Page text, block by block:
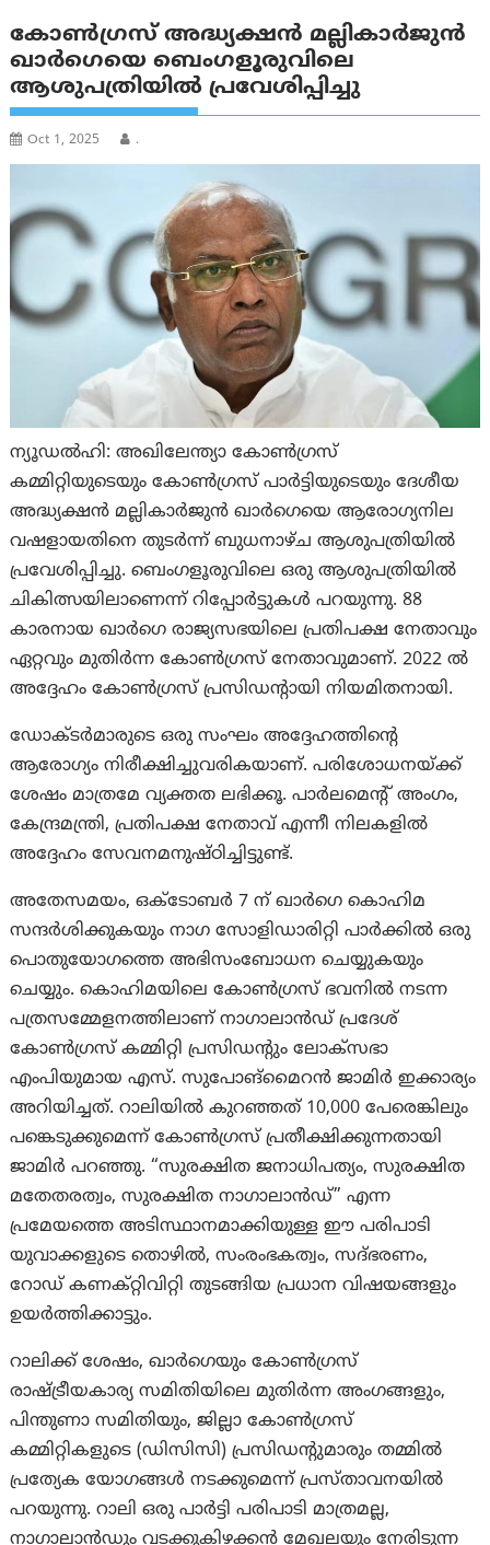
കോൺഗ്രസ് അദ്ധ്യക്ഷൻ മല്ലികാർജുൻ
ഖാർഗെയെ ബെംഗളൂരുവിലെ
ആശുപത്രിയിൽ പ്രവേശിപ്പിച്ചു
Oct 1, 2025 .
ന്യൂഡൽഹി: അഖിലേന്ത്യാ കോൺഗ്രസ്
കമ്മിറ്റിയുടെയും കോൺഗ്രസ് പാർട്ടിയുടെയും ദേശീയ
അദ്ധ്യക്ഷൻ മല്ലികാർജുൻ ഖാർഗെയെ ആരോഗ്യനില
വഷളായതിനെ തുടർന്ന് ബുധനാഴ്ച ആശുപത്രിയിൽ
പ്രവേശിപ്പിച്ചു. ബെംഗളൂരുവിലെ ഒരു ആശുപത്രിയിൽ
ചികിത്സയിലാണെന്ന് റിപ്പോർട്ടുകൾ പറയുന്നു. 88
കാരനായ ഖാർഗെ രാജ്യസഭയിലെ പ്രതിപക്ഷ നേതാവും
ഏറ്റവും മുതിർന്ന കോൺഗ്രസ് നേതാവുമാണ്. 2022 ൽ
അദ്ദേഹം കോൺഗ്രസ് പ്രസിഡന്റായി നിയമിതനായി.
ഡോക്ടർമാരുടെ ഒരു സംഘം അദ്ദേഹത്തിന്റെ
ആരോഗ്യം നിരീക്ഷിച്ചുവരികയാണ്. പരിശോധനയ്ക്ക്
ശേഷം മാത്രമേ വ്യക്തത ലഭിക്കൂ. പാർലമെന്റ് അംഗം,
കേന്ദ്രമന്ത്രി, പ്രതിപക്ഷ നേതാവ് എന്നീ നിലകളിൽ
അദ്ദേഹം സേവനമനുഷ്ഠിച്ചിട്ടുണ്ട്.
അതേസമയം, ഒക്ടോബർ 7 ന് ഖാർഗെ കൊഹിമ
സന്ദർശിക്കുകയും നാഗ സോളിഡാരിറ്റി പാർക്കിൽ ഒരു
പൊതുയോഗത്തെ അഭിസംബോധന ചെയ്യുകയും
ചെയ്യും. കൊഹിമയിലെ കോൺഗ്രസ് ഭവനിൽ നടന്ന
പത്രസമ്മേളനത്തിലാണ് നാഗാലാൻഡ് പ്രദേശ്
കോൺഗ്രസ് കമ്മിറ്റി പ്രസിഡന്റും ലോക്‌സഭാ
എംപിയുമായ എസ്. സുപോങ്‌മൈറൻ ജാമിർ ഇക്കാര്യം
അറിയിച്ചത്. റാലിയിൽ കുറഞ്ഞത് 10,000 പേരെങ്കിലും
പങ്കെടുക്കുമെന്ന് കോൺഗ്രസ് പ്രതീക്ഷിക്കുന്നതായി
ജാമിർ പറഞ്ഞു. “സുരക്ഷിത ജനാധിപത്യം, സുരക്ഷിത
മതേതരത്വം, സുരക്ഷിത നാഗാലാൻഡ്” എന്ന
പ്രമേയത്തെ അടിസ്ഥാനമാക്കിയുള്ള ഈ പരിപാടി
യുവാക്കളുടെ തൊഴിൽ, സംരംഭകത്വം, സദ്ഭരണം,
റോഡ് കണക്റ്റിവിറ്റി തുടങ്ങിയ പ്രധാന വിഷയങ്ങളും
ഉയർത്തിക്കാട്ടും.
റാലിക്ക് ശേഷം, ഖാർഗെയും കോൺഗ്രസ്
രാഷ്ട്രീയകാര്യ സമിതിയിലെ മുതിർന്ന അംഗങ്ങളും,
പിന്തുണാ സമിതിയും, ജില്ലാ കോൺഗ്രസ്
കമ്മിറ്റികളുടെ (ഡിസിസി) പ്രസിഡന്റുമാരും തമ്മിൽ
പ്രത്യേക യോഗങ്ങൾ നടക്കുമെന്ന് പ്രസ്താവനയിൽ
പറയുന്നു. റാലി ഒരു പാർട്ടി പരിപാടി മാത്രമല്ല,
നാഗാലാൻഡും വടക്കുകിഴക്കൻ മേഖലയും നേരിടുന്ന